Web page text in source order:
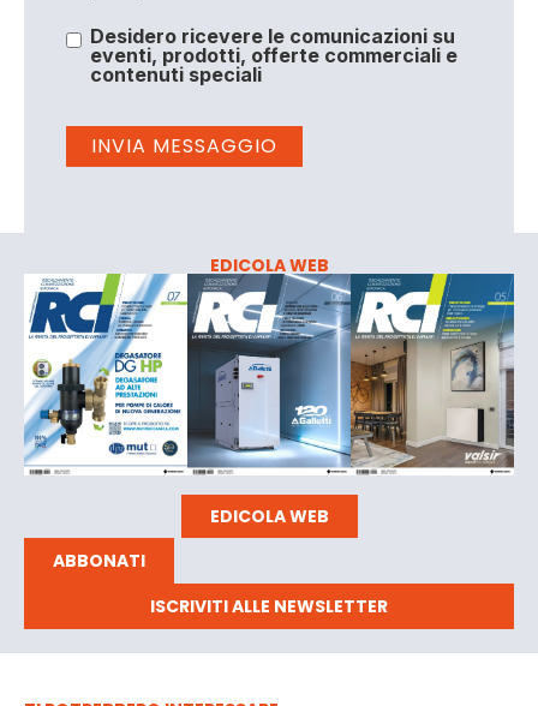
Desidero ricevere le comunicazioni su
eventi, prodotti, offerte commerciali e
contenuti speciali
EDICOLA WEB
EDICOLA WEB
ABBONATI
ISCRIVITI ALLE NEWSLETTER